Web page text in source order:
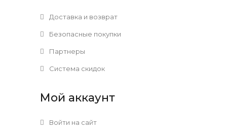
Доставка и возврат
Безопасные покупки
Партнеры
Система скидок
Мой аккаунт
Войти на сайт